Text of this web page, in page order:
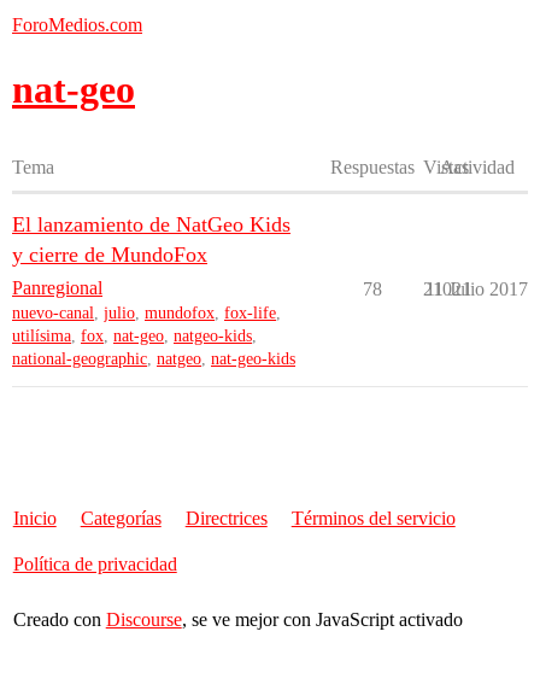
ForoMedios.com
nat-geo
Tema Respuestas Vistas
Actividad
El lanzamiento de NatGeo Kids
y cierre de MundoFox
Panregional
nuevo-canal, julio, mundofox, fox-life,
utilísima, fox, nat-geo, natgeo-kids,
national-geographic, natgeo, nat-geo-kids
78 21021
11 Julio 2017
Inicio Categorías Directrices Términos del servicio
Política de privacidad
Creado con Discourse, se ve mejor con JavaScript activado